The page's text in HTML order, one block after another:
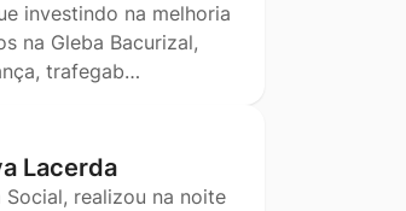
investindo na melhoria
na Gleba Bacurizal,
trafegab…
Lacerda
realizou na noite